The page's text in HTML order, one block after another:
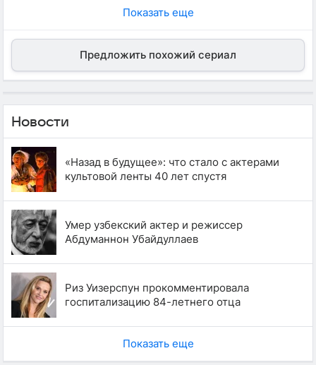
Показать еще
Предложить похожий сериал
Новости
«Назад в будущее»: что стало с актерами
культовой ленты 40 лет спустя
Умер узбекский актер и режиссер
Абдуманнон Убайдуллаев
Риз Уизерспун прокомментировала
госпитализацию 84-летнего отца
Показать еще